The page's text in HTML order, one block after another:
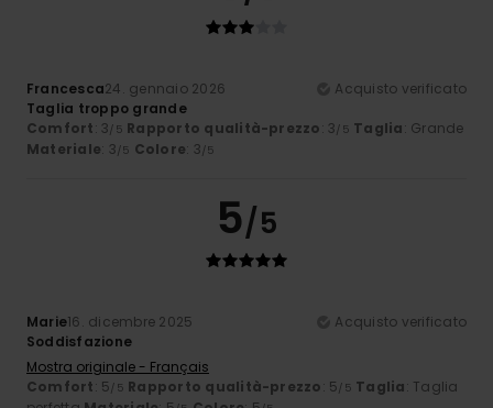
Francesca24. gennaio 2026
Acquisto verificato
Taglia troppo grande
Comfort: 3/5 Rapporto qualità-prezzo: 3/5 Taglia: Grande
Materiale: 3/5 Colore: 3/5
5/5
Marie16. dicembre 2025
Acquisto verificato
Soddisfazione
Mostra originale - Français
Comfort: 5/5 Rapporto qualità-prezzo: 5/5 Taglia: Taglia